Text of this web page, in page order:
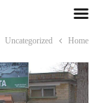
Home
Uncategorized